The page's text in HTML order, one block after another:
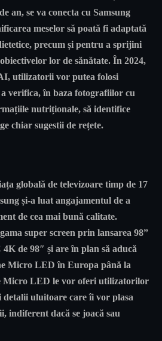
an, se va conecta cu Samsung
meselor să poată fi adaptată
precum și pentru a sprijini
lor de sănătate. În 2024,
utilizatorii vor putea folosi
verifica, în baza fotografiilor cu
nutriționale, să identifice
chiar sugestii de rețete.
globală de televizoare timp de 17
și-a luat angajamentul de a
de cea mai bună calitate.
super screen prin lansarea 98”
de 98″ și are în plan să aducă
Micro LED în Europa până la
Micro LED le vor oferi utilizatorilor
uluitoare care îi vor plasa
indiferent dacă se joacă sau